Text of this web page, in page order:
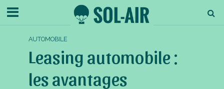
AUTOMOBILE
Leasing automobile :
les avantages